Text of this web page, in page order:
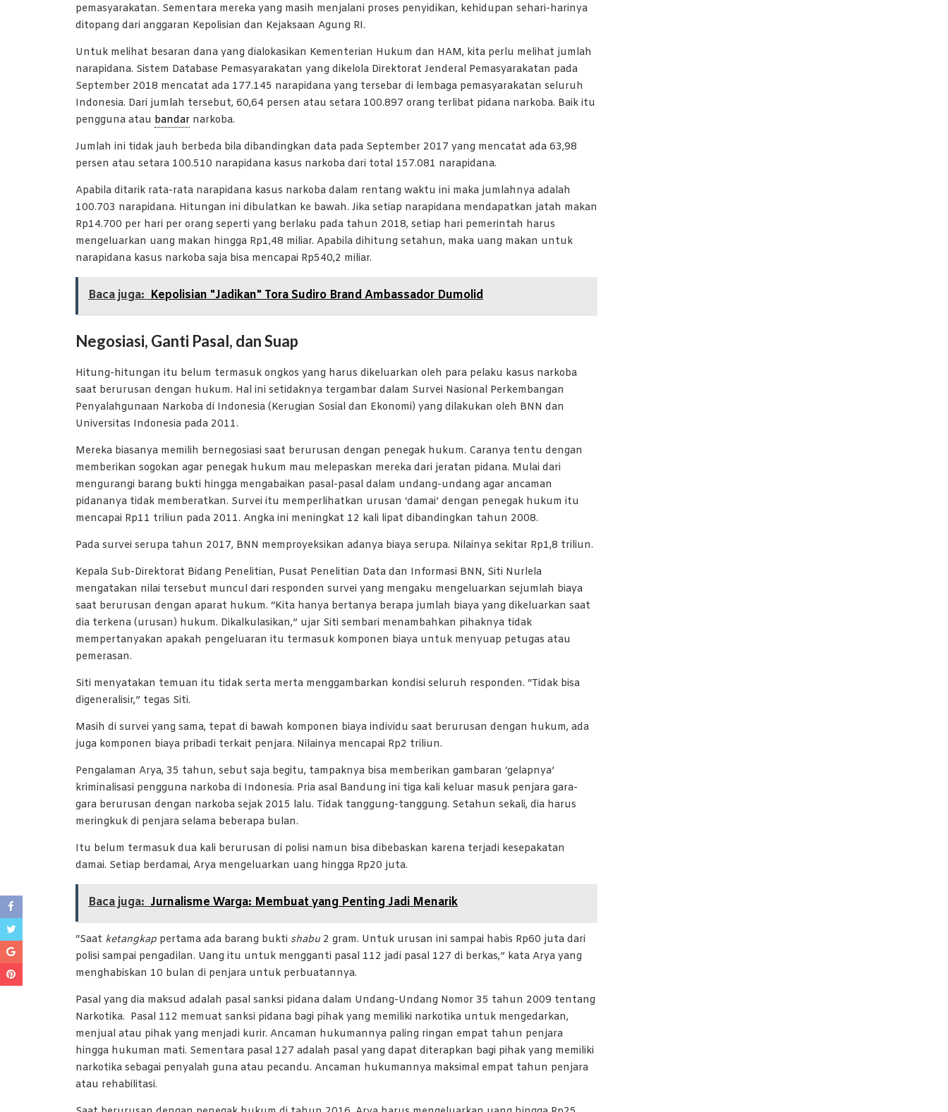
pemasyarakatan. Sementara mereka yang masih menjalani proses penyidikan, kehidupan sehari-harinya
ditopang dari anggaran Kepolisian dan Kejaksaan Agung RI.
Untuk melihat besaran dana yang dialokasikan Kementerian Hukum dan HAM, kita perlu melihat jumlah
narapidana. Sistem Database Pemasyarakatan yang dikelola Direktorat Jenderal Pemasyarakatan pada
September 2018 mencatat ada 177.145 narapidana yang tersebar di lembaga pemasyarakatan seluruh
Indonesia. Dari jumlah tersebut, 60,64 persen atau setara 100.897 orang terlibat pidana narkoba. Baik itu
pengguna atau bandar narkoba.
Jumlah ini tidak jauh berbeda bila dibandingkan data pada September 2017 yang mencatat ada 63,98
persen atau setara 100.510 narapidana kasus narkoba dari total 157.081 narapidana.
Apabila ditarik rata-rata narapidana kasus narkoba dalam rentang waktu ini maka jumlahnya adalah
100.703 narapidana. Hitungan ini dibulatkan ke bawah. Jika setiap narapidana mendapatkan jatah makan
Rp14.700 per hari per orang seperti yang berlaku pada tahun 2018, setiap hari pemerintah harus
mengeluarkan uang makan hingga Rp1,48 miliar. Apabila dihitung setahun, maka uang makan untuk
narapidana kasus narkoba saja bisa mencapai Rp540,2 miliar.
Baca juga: Kepolisian "Jadikan" Tora Sudiro Brand Ambassador Dumolid
Negosiasi, Ganti Pasal, dan Suap
Hitung-hitungan itu belum termasuk ongkos yang harus dikeluarkan oleh para pelaku kasus narkoba
saat berurusan dengan hukum. Hal ini setidaknya tergambar dalam Survei Nasional Perkembangan
Penyalahgunaan Narkoba di Indonesia (Kerugian Sosial dan Ekonomi) yang dilakukan oleh BNN dan
Universitas Indonesia pada 2011.
Mereka biasanya memilih bernegosiasi saat berurusan dengan penegak hukum. Caranya tentu dengan
memberikan sogokan agar penegak hukum mau melepaskan mereka dari jeratan pidana. Mulai dari
mengurangi barang bukti hingga mengabaikan pasal-pasal dalam undang-undang agar ancaman
pidananya tidak memberatkan. Survei itu memperlihatkan urusan ‘damai’ dengan penegak hukum itu
mencapai Rp11 triliun pada 2011. Angka ini meningkat 12 kali lipat dibandingkan tahun 2008.
Pada survei serupa tahun 2017, BNN memproyeksikan adanya biaya serupa. Nilainya sekitar Rp1,8 triliun.
Kepala Sub-Direktorat Bidang Penelitian, Pusat Penelitian Data dan Informasi BNN, Siti Nurlela
mengatakan nilai tersebut muncul dari responden survei yang mengaku mengeluarkan sejumlah biaya
saat berurusan dengan aparat hukum. “Kita hanya bertanya berapa jumlah biaya yang dikeluarkan saat
dia terkena (urusan) hukum. Dikalkulasikan,” ujar Siti sembari menambahkan pihaknya tidak
mempertanyakan apakah pengeluaran itu termasuk komponen biaya untuk menyuap petugas atau
pemerasan.
Siti menyatakan temuan itu tidak serta merta menggambarkan kondisi seluruh responden. “Tidak bisa
digeneralisir,” tegas Siti.
Masih di survei yang sama, tepat di bawah komponen biaya individu saat berurusan dengan hukum, ada
juga komponen biaya pribadi terkait penjara. Nilainya mencapai Rp2 triliun.
Pengalaman Arya, 35 tahun, sebut saja begitu, tampaknya bisa memberikan gambaran ‘gelapnya’
kriminalisasi pengguna narkoba di Indonesia. Pria asal Bandung ini tiga kali keluar masuk penjara gara-
gara berurusan dengan narkoba sejak 2015 lalu. Tidak tanggung-tanggung. Setahun sekali, dia harus
meringkuk di penjara selama beberapa bulan.
Itu belum termasuk dua kali berurusan di polisi namun bisa dibebaskan karena terjadi kesepakatan
damai. Setiap berdamai, Arya mengeluarkan uang hingga Rp20 juta.
Baca juga: Jurnalisme Warga: Membuat yang Penting Jadi Menarik
“Saat ketangkap pertama ada barang bukti shabu 2 gram. Untuk urusan ini sampai habis Rp60 juta dari
polisi sampai pengadilan. Uang itu untuk mengganti pasal 112 jadi pasal 127 di berkas,” kata Arya yang
menghabiskan 10 bulan di penjara untuk perbuatannya.
Pasal yang dia maksud adalah pasal sanksi pidana dalam Undang-Undang Nomor 35 tahun 2009 tentang
Narkotika. Pasal 112 memuat sanksi pidana bagi pihak yang memiliki narkotika untuk mengedarkan,
menjual atau pihak yang menjadi kurir. Ancaman hukumannya paling ringan empat tahun penjara
hingga hukuman mati. Sementara pasal 127 adalah pasal yang dapat diterapkan bagi pihak yang memiliki
narkotika sebagai penyalah guna atau pecandu. Ancaman hukumannya maksimal empat tahun penjara
atau rehabilitasi.